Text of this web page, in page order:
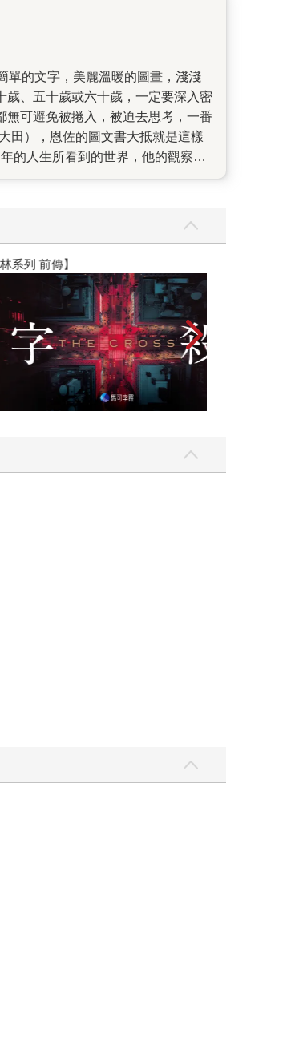
、五十歲或六十歲，一定要深入密
可避免被捲入，被迫去思考，一番
田），恩佐的圖文書大抵就是這樣
的人生所看到的世界，他的觀察與
年的，所以他既練漫畫又勤啃古
，而且「技術不夠」，「我從來沒
，不但被採用，又因為反應熱
動人氛圍。既然有了機會，恩佐便
是極限了」。 當時報文化副總編輯
包容力，有一種能夠和文字安靜相
第二，他的生命歷程太精采，也畫
，恩佐內心多少總有「是不是找不
一個不喜歡上學的小孩，也關於一
不僅天使棲息，恩佐腦中還活躍著
沒有討論的空間？「養分」是個關
品嗎？」 所謂「對別人有意義的才
，已經不是為了維持文藝青年名號
歡思考，需要溫暖慰藉的讀者創
或者以圖畫詮釋遠藤周作《深河》